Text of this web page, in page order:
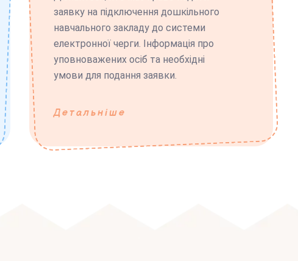
заявку на підключення дошкільного
навчального закладу до системи
електронної черги. Інформація про
уповноважених осіб та необхідні
умови для подання заявки.
Детальніше